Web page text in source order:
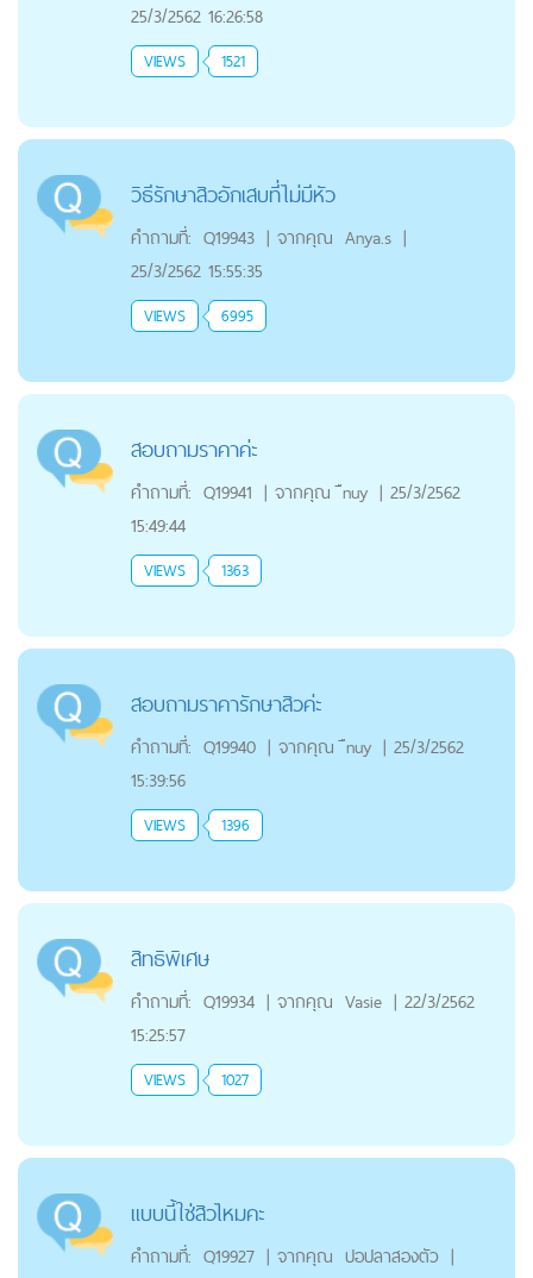
25/3/2562 16:26:58
VIEWS 1521
วิธีรักษาสิวอักเสบที่ไม่มีหัว
คำถามที่: Q19943 | จากคุณ Anya.s |
25/3/2562 15:55:35
VIEWS 6995
สอบถามราคาค่ะ
คำถามที่: Q19941 | จากคุณ ืnuy | 25/3/2562
15:49:44
VIEWS 1363
สอบถามราคารักษาสิวค่ะ
คำถามที่: Q19940 | จากคุณ ืnuy | 25/3/2562
15:39:56
VIEWS 1396
สิทธิพิเศษ
คำถามที่: Q19934 | จากคุณ Vasie | 22/3/2562
15:25:57
VIEWS 1027
แบบนี้ใช่สิวไหมคะ
คำถามที่: Q19927 | จากคุณ ปอปลาสองตัว |